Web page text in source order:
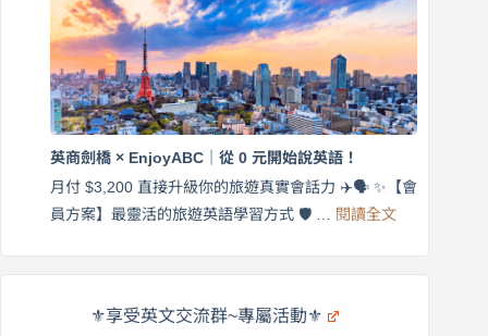
｜
月
$3,200，
出
國
在
英
｜
英
商
×
受
英商劍橋 × EnjoyABC｜從 0 元開始說英語！
月付 $3,200 直接升級你的旅遊真實會話力 ✈️🗣️ ✨【會
員方案】最靈活的旅遊英語學習方式 🛡️ … 閱讀全文:
商
劍
⚜️享受英文交流群~專屬活動⚜️